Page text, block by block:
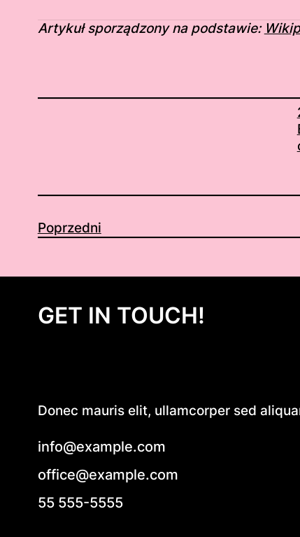
Artykuł sporządzony na podstawie:
Poprzedni
GET IN TOUCH!
Donec mauris elit, ullamcorper sed
info@example.com
office@example.com
55 555-5555